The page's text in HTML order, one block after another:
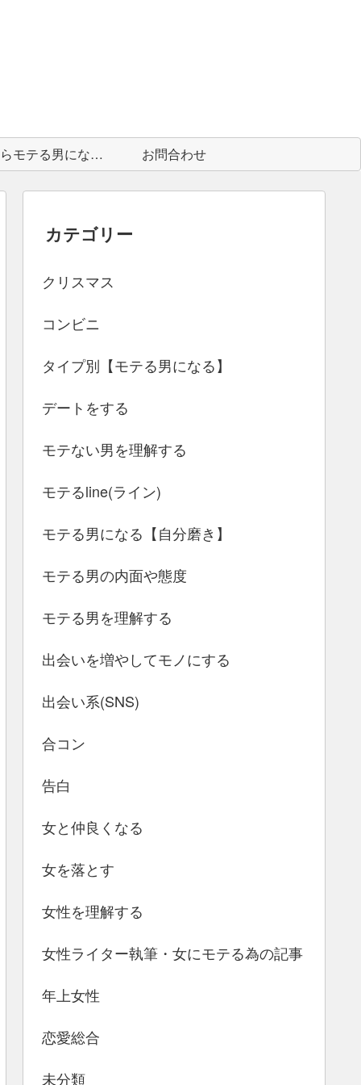
中身からモテる男になる為に お問合わせ
カテゴリー
クリスマス
コンビニ
タイプ別【モテる男になる】
デートをする
モテない男を理解する
モテるline(ライン)
モテる男になる【自分磨き】
モテる男の内面や態度
モテる男を理解する
出会いを増やしてモノにする
出会い系(SNS)
合コン
告白
女と仲良くなる
女を落とす
女性を理解する
女性ライター執筆・女にモテる為の記事
年上女性
恋愛総合
未分類